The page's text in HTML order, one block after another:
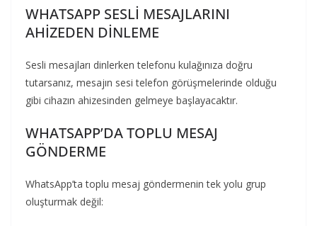
WHATSAPP SESLİ MESAJLARINI
AHİZEDEN DİNLEME
Sesli mesajları dinlerken telefonu kulağınıza doğru
tutarsanız, mesajın sesi telefon görüşmelerinde olduğu
gibi cihazın ahizesinden gelmeye başlayacaktır.
WHATSAPP’DA TOPLU MESAJ
GÖNDERME
WhatsApp’ta toplu mesaj göndermenin tek yolu grup
oluşturmak değil: